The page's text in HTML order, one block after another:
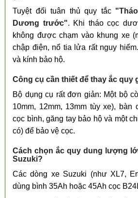
Tuyệt đối tuân thủ quy tắc
Dương trước". Khi tháo cọc
không được chạm vào khung xe
chập điện, nổ tia lửa rất nguy
và kính bảo hộ.
Công cụ cần thiết để thay ắc quy
Bộ dụng cụ rất đơn giản: Một bộ
10mm, 12mm, 13mm tùy xe), bàn
cọc bình, găng tay bảo hộ và một
có) để bảo vệ cọc.
Cách chọn ắc quy dung lượng
Suzuki?
Các dòng xe Suzuki (như XL7,
dùng bình 35Ah hoặc 45Ah cọc